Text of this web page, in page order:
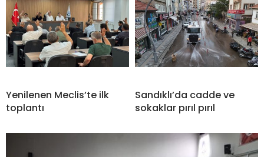
Yenilenen Meclis’te ilk
toplantı
Sandıklı’da cadde ve
sokaklar pırıl pırıl